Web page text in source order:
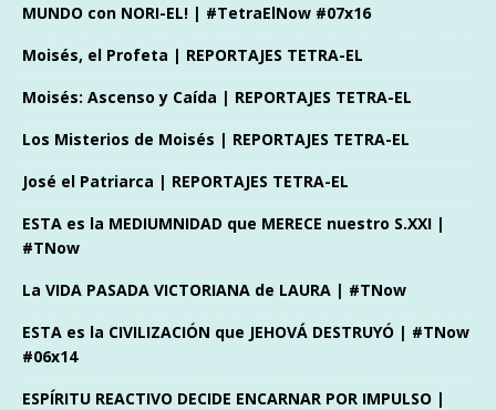
MUNDO con NORI-EL! | #TetraElNow #07x16
Moisés, el Profeta | REPORTAJES TETRA-EL
Moisés: Ascenso y Caída | REPORTAJES TETRA-EL
Los Misterios de Moisés | REPORTAJES TETRA-EL
José el Patriarca | REPORTAJES TETRA-EL
ESTA es la MEDIUMNIDAD que MERECE nuestro S.XXI |
#TNow
La VIDA PASADA VICTORIANA de LAURA | #TNow
ESTA es la CIVILIZACIÓN que JEHOVÁ DESTRUYÓ | #TNow
#06x14
ESPÍRITU REACTIVO DECIDE ENCARNAR POR IMPULSO |